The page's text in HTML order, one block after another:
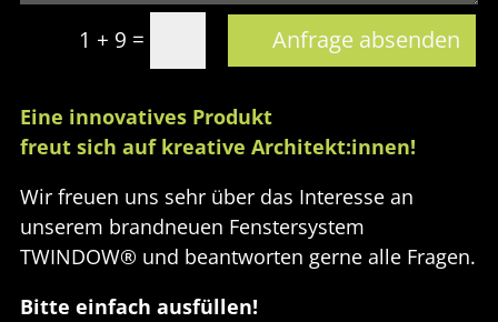
1 + 9 = Anfrage absenden
Eine innovatives Produkt
freut sich auf kreative Architekt:innen!
Wir freuen uns sehr über das Interesse an
unserem brandneuen Fenstersystem
TWINDOW® und beantworten gerne alle Fragen.
Bitte einfach ausfüllen!